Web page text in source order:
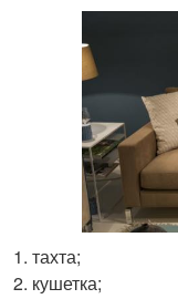
тахта;
кушетка;